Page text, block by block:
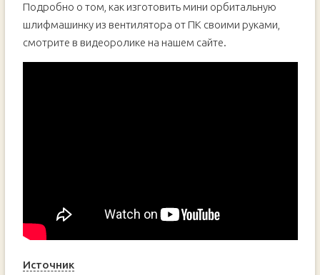
Подробно о том, как изготовить мини орбитальную
шлифмашинку из вентилятора от ПК своими руками,
смотрите в видеоролике на нашем сайте.
Источник